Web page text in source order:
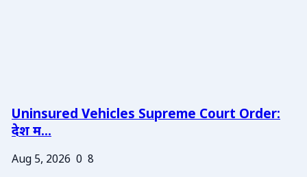
Uninsured Vehicles Supreme Court Order:
देश म...
Aug 5, 2026 0 8